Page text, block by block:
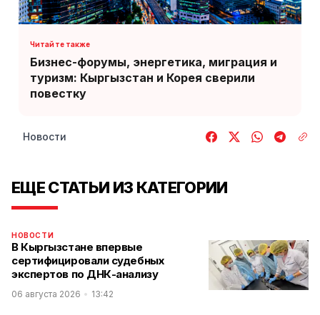
Бизнес-форумы, энергетика, миграция и
туризм: Кыргызстан и Корея сверили
повестку
Новости
ЕЩЕ СТАТЬИ ИЗ КАТЕГОРИИ
НОВОСТИ
В Кыргызстане впервые
сертифицировали судебных
экспертов по ДНК-анализу
06 августа 2026 13:42